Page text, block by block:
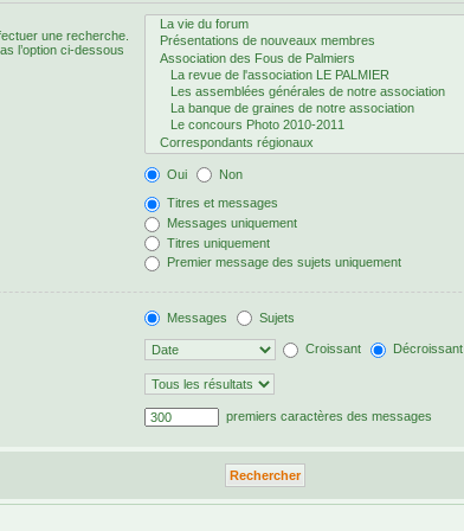
une recherche.
l’option ci-dessous
Oui Non
Titres et messages
Messages uniquement
Titres uniquement
Premier message des sujets uniquement
Messages Sujets
Croissant Décroissant
premiers caractères des messages